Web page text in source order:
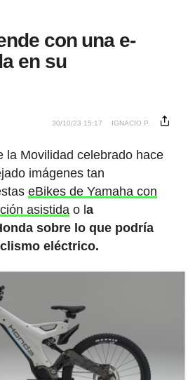
con una e-
en su
30/10/23 15:17 IGNACIO P.
la Movilidad celebrado hace
imágenes tan
eBikes de Yamaha con
asistida o la
sobre lo que podría
eléctrico.